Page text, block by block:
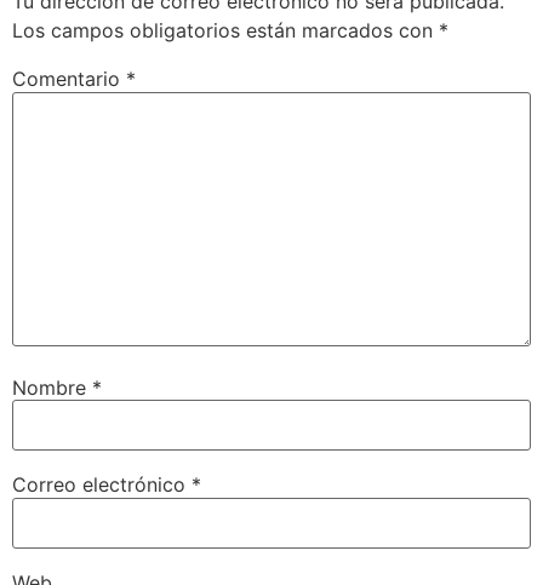
Los campos obligatorios están marcados con *
Comentario *
Nombre *
Correo electrónico *